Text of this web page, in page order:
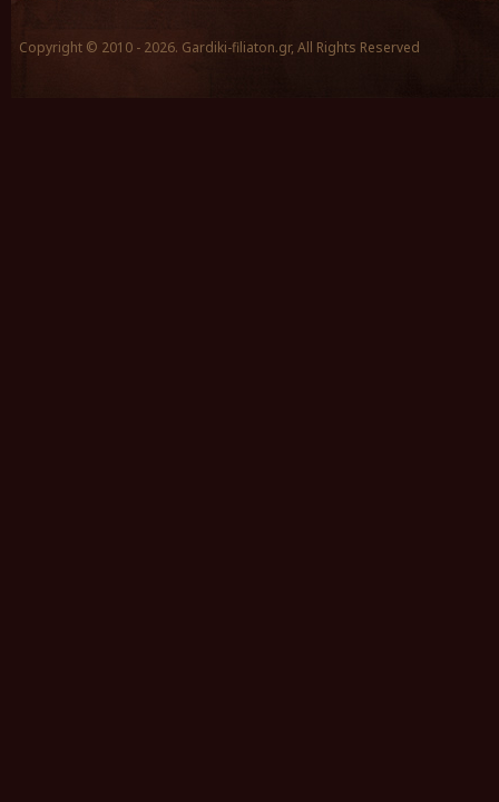
Copyright © 2010 - 2026. Gardiki-filiaton.gr, All Rights Reserved